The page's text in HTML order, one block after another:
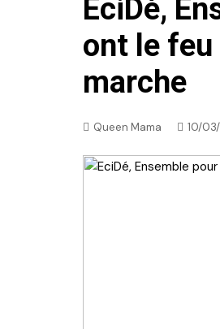
Actu en
audio
EciDé,
ont le
marche
Queen Mama 10/